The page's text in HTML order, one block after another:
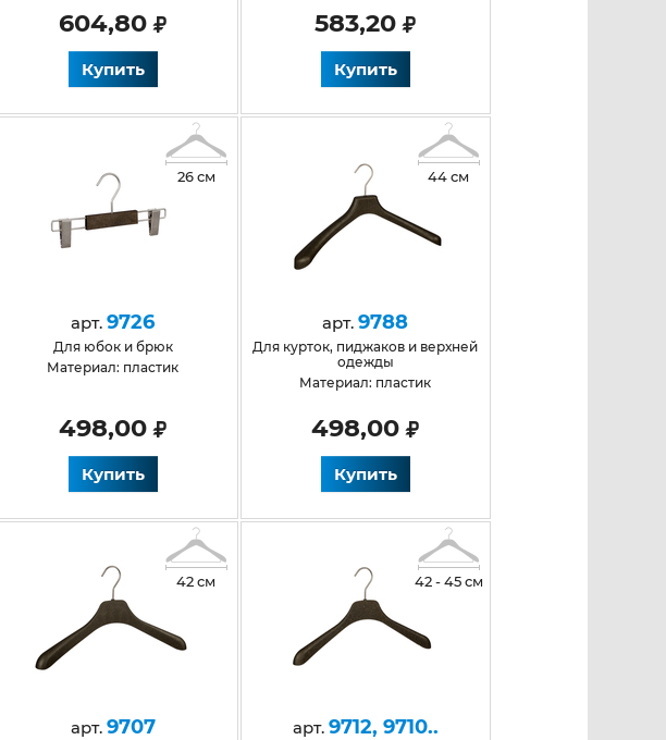
604,80
Купить
583,20
Купить
26 см
арт.9726
для юбок и брюк
Материал: пластик
498,00
Купить
44 см
арт.9788
для курток, пиджаков и верхней
одежды
Материал: пластик
498,00
Купить
42 см
арт. 9707
42 - 45 см
арт. 9712, 9710..